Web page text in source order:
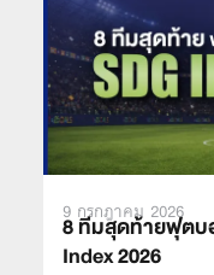
9 กรกฎาคม 2026
8 ทีมสุดท้ายฟุตบ
Index 2026